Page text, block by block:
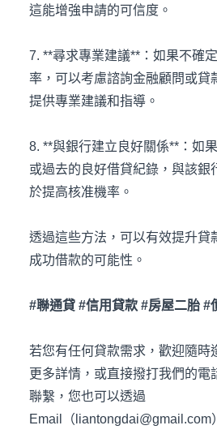
這能增強申請的可信度。
7. **尋求專業建議**：如果不確
率，可以考慮諮詢金融顧問或貸
提供專業建議和指導。
8. **與銀行建立良好關係**：如
或過去的良好借貸紀錄，與該銀
於提高核准機率。
透過這些方法，可以有效提升貸
成功借款的可能性。
#聯通貸 #信用貸款 #房屋二胎 #
若您有任何貸款需求，歡迎隨時
更多詳情，或直接撥打我們的電
聯繫，您也可以透過
Email（liantongdai@gmail.com